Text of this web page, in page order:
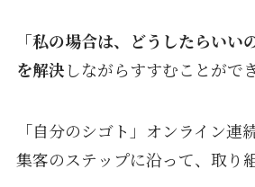
「私の場合は、どうしたらいい
を解決しながらすすむことがで
「自分のシゴト」オンライン連
集客のステップに沿って、取り